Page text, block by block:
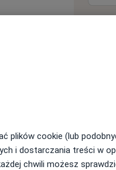
rynku medycyny
latach o
życia i
także
które warto
plików cookie (lub
i dostarczania treści w
chwili możesz